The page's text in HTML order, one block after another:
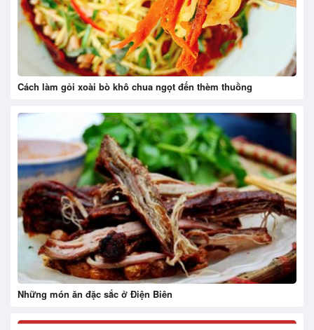
Cách làm gỏi xoài bò khô chua ngọt đến thèm thuồng
Những món ăn đặc sắc ở Điện Biên